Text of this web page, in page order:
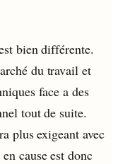
bien différente.
du travail et
face a des
tout de suite.
plus exigeant avec
cause est donc